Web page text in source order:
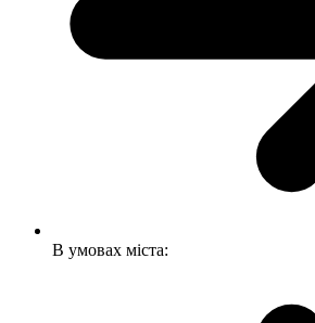
В умовах міста: